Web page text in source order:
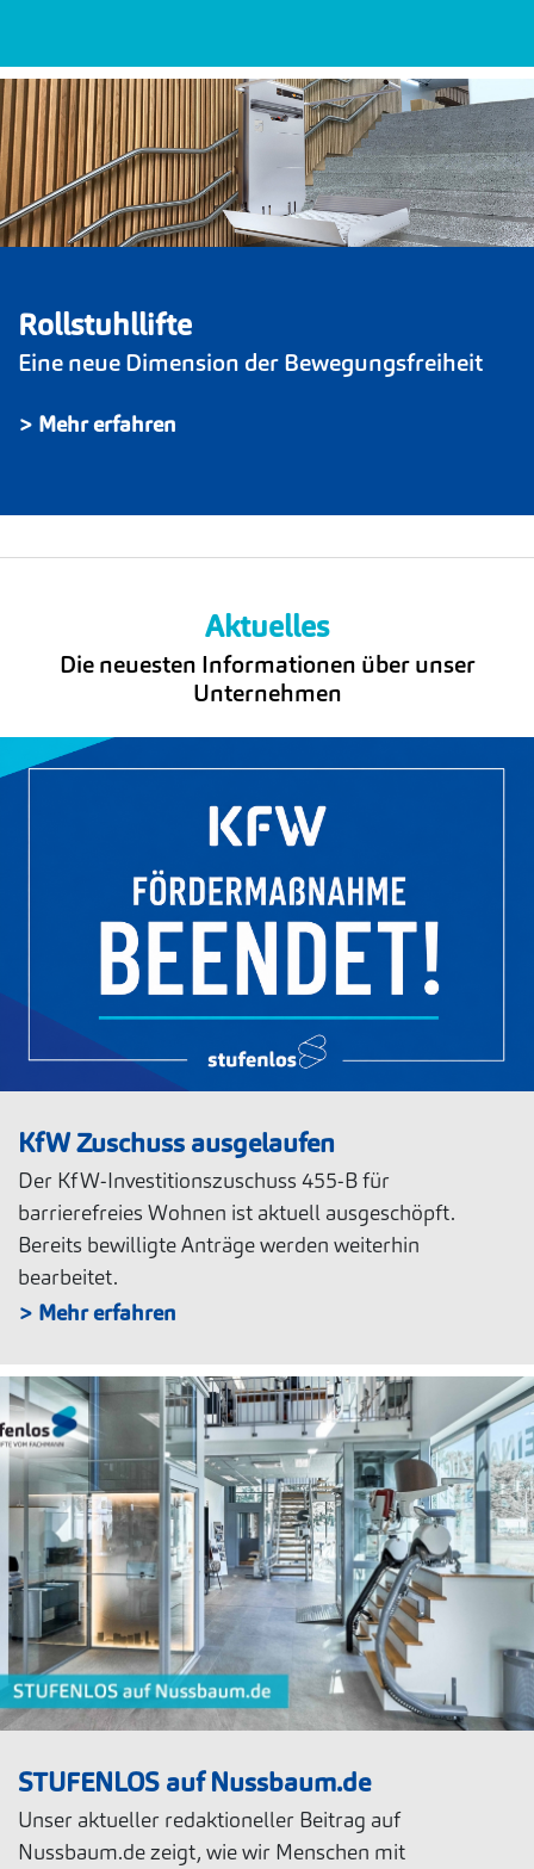
Rollstuhllifte
Eine neue Dimension der Bewegungsfreiheit
> Mehr erfahren
Aktuelles
Die neuesten Informationen über unser
Unternehmen
KfW Zuschuss ausgelaufen
Der KfW-Investitionszuschuss 455-B für
barrierefreies Wohnen ist aktuell ausgeschöpft.
Bereits bewilligte Anträge werden weiterhin
bearbeitet.
> Mehr erfahren
STUFENLOS auf Nussbaum.de
Unser aktueller redaktioneller Beitrag auf
Nussbaum.de zeigt, wie wir Menschen mit